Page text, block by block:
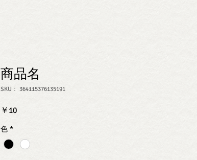
商品名
SKU： 364115376135191
￥10価
色 *